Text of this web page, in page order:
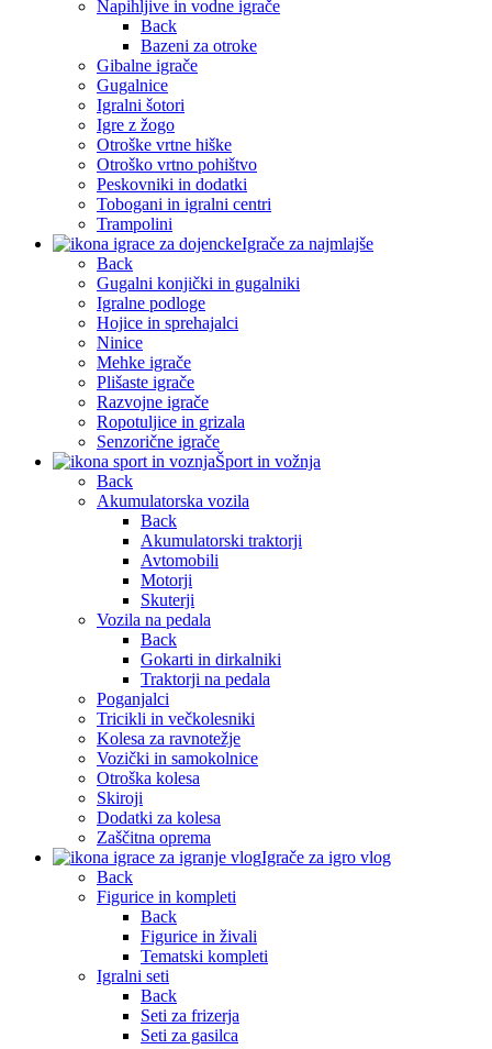
Napihljive in vodne igrače
Back
Bazeni za otroke
Gibalne igrače
Gugalnice
Igralni šotori
Igre z žogo
Otroške vrtne hiške
Otroško vrtno pohištvo
Peskovniki in dodatki
Tobogani in igralni centri
Trampolini
Igrače za najmlajše
Back
Gugalni konjički in gugalniki
Igralne podloge
Hojice in sprehajalci
Ninice
Mehke igrače
Plišaste igrače
Razvojne igrače
Ropotuljice in grizala
Senzorične igrače
Šport in vožnja
Back
Akumulatorska vozila
Back
Akumulatorski traktorji
Avtomobili
Motorji
Skuterji
Vozila na pedala
Back
Gokarti in dirkalniki
Traktorji na pedala
Poganjalci
Tricikli in večkolesniki
Kolesa za ravnotežje
Vozički in samokolnice
Otroška kolesa
Skiroji
Dodatki za kolesa
Zaščitna oprema
Igrače za igro vlog
Back
Figurice in kompleti
Back
Figurice in živali
Tematski kompleti
Igralni seti
Back
Seti za frizerja
Seti za gasilca